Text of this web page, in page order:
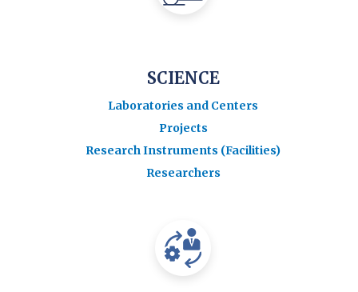
SCIENCE
Laboratories and Centers
Projects
Research Instruments (Facilities)
Researchers